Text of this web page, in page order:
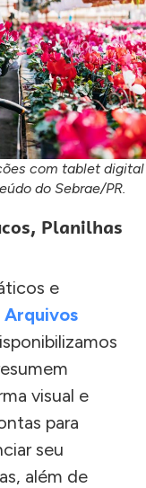
com tablet digital
do Sebrae/PR.
Planilhas
e
Arquivos
visual e
para
seu
além de